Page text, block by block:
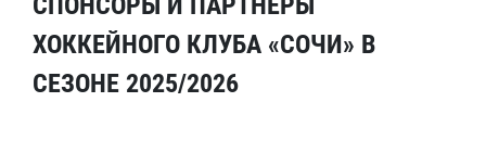
ХОККЕЙНОГО КЛУБА «СОЧИ» В
СЕЗОНЕ 2025/2026